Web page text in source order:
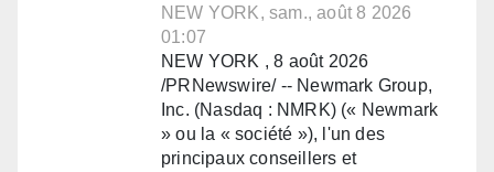
NEW YORK, sam., août 8 2026
01:07
NEW YORK , 8 août 2026
/PRNewswire/ -- Newmark Group,
Inc. (Nasdaq : NMRK) (« Newmark
» ou la « société »), l'un des
principaux conseillers et